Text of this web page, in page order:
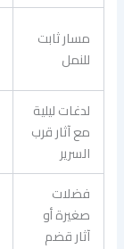
مسار ثابت
للنمل
لدغات ليلية
مع آثار قرب
السرير
فضلات
صغيرة أو
آثار قضم